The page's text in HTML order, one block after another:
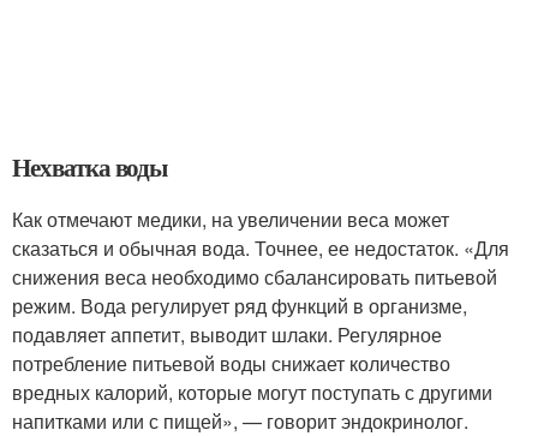
Нехватка воды
Как отмечают медики, на увеличении веса может
сказаться и обычная вода. Точнее, ее недостаток. «Для
снижения веса необходимо сбалансировать питьевой
режим. Вода регулирует ряд функций в организме,
подавляет аппетит, выводит шлаки. Регулярное
потребление питьевой воды снижает количество
вредных калорий, которые могут поступать с другими
напитками или с пищей», — говорит эндокринолог.